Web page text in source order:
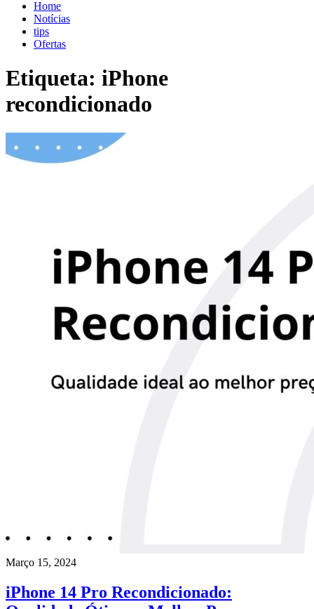
blog.shopdutyfree.pt
blog.shopdutyfree.pt
Home
Notícias
tips
Ofertas
Etiqueta: iPhone
recondicionado
Março 15, 2024
iPhone 14 Pro Recondicionado: